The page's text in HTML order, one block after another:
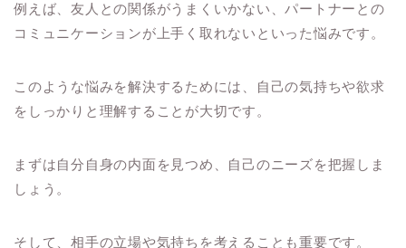
例えば、友人との関係がうまくいかない、パートナーとの
コミュニケーションが上手く取れないといった悩みです。
このような悩みを解決するためには、自己の気持ちや欲求
をしっかりと理解することが大切です。
まずは自分自身の内面を見つめ、自己のニーズを把握しま
しょう。
そして、相手の立場や気持ちを考えることも重要です。